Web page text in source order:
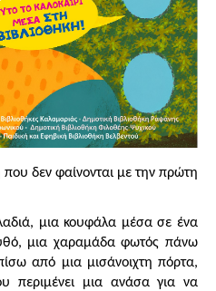
δεν φαίνονται με την πρώτη
μια κουφάλα μέσα σε ένα
μια χαραμάδα φωτός πάνω
από μια μισάνοιχτη πόρτα,
περιμένει μια ανάσα για να